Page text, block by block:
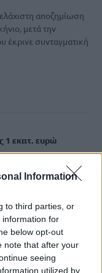
Information
to third parties, or
information for
below opt-out
note that after your
seeing
utilized by
αποζημίωση
μετά την
συνταγματική
1 εκατ. ευρώ
Ποιες οι